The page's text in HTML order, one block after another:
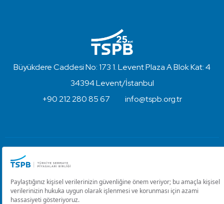
Büyükdere Caddesi No: 173 1. Levent Plaza A Blok Kat: 4
34394 Levent/İstanbul
+90 212 280 85 67
info@tspb.org.tr
Kullanım Koşulları ve Gizlilik
Çerez Ayarlarını Düzenle